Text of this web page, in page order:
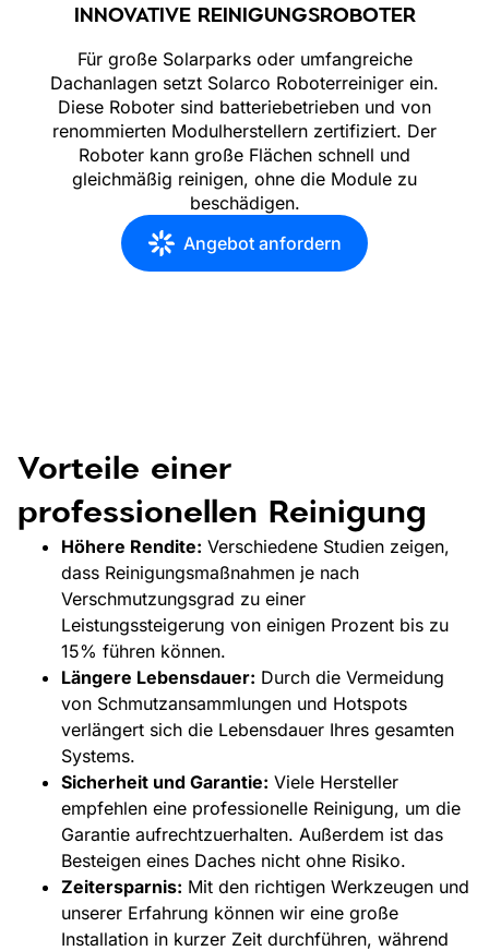
INNOVATIVE REINIGUNGSROBOTER
Für große Solarparks oder umfangreiche
Dachanlagen setzt Solarco Roboterreiniger ein.
Diese Roboter sind batteriebetrieben und von
renommierten Modulherstellern zertifiziert. Der
Roboter kann große Flächen schnell und
gleichmäßig reinigen, ohne die Module zu
beschädigen.
Angebot anfordern
Vorteile einer
professionellen Reinigung
Höhere Rendite: Verschiedene Studien zeigen,
dass Reinigungsmaßnahmen je nach
Verschmutzungsgrad zu einer
Leistungssteigerung von einigen Prozent bis zu
15% führen können.
Längere Lebensdauer: Durch die Vermeidung
von Schmutzansammlungen und Hotspots
verlängert sich die Lebensdauer Ihres gesamten
Systems.
Sicherheit und Garantie: Viele Hersteller
empfehlen eine professionelle Reinigung, um die
Garantie aufrechtzuerhalten. Außerdem ist das
Besteigen eines Daches nicht ohne Risiko.
Zeitersparnis: Mit den richtigen Werkzeugen und
unserer Erfahrung können wir eine große
Installation in kurzer Zeit durchführen, während